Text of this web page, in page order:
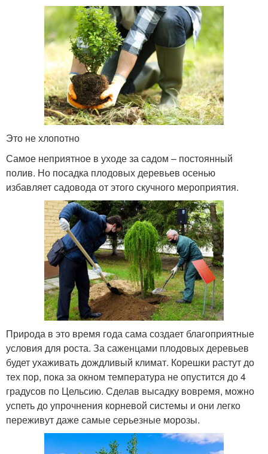
Это не хлопотно
Самое неприятное в уходе за садом – постоянный
полив. Но посадка плодовых деревьев осенью
избавляет садовода от этого скучного мероприятия.
Природа в это время года сама создает благоприятные
условия для роста. За саженцами плодовых деревьев
будет ухаживать дождливый климат. Корешки растут до
тех пор, пока за окном температура не опустится до 4
градусов по Цельсию. Сделав высадку вовремя, можно
успеть до упрочнения корневой системы и они легко
переживут даже самые серьезные морозы.